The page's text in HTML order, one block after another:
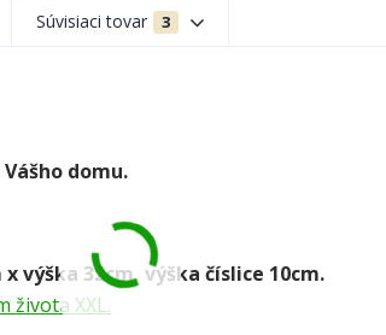
Súvisiaci tovar 3
domu.
výška 32cm, výška číslice 10cm.
života XXL.